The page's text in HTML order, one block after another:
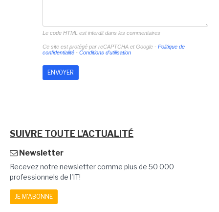
Le code HTML est interdit dans les commentaires
Ce site est protégé par reCAPTCHA et Google - Politique de
confidentialité- Conditions d'utilisation
SUIVRE TOUTE L'ACTUALITÉ
Newsletter
Recevez notre newsletter comme plus de 50 000
professionnels de l'IT!
JE M'ABONNE